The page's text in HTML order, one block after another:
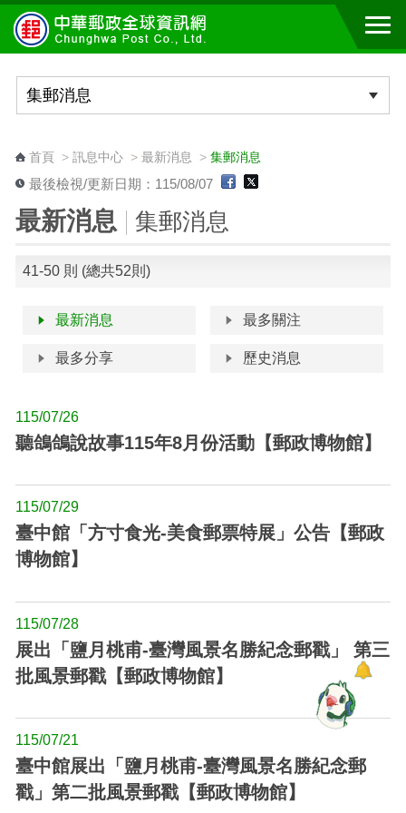
跳到主要內容區塊
首頁> 訊息中心> 最新消息 > 集郵消息
最後檢視/更新日期：115/08/07
最新消息 集郵消息
41-50 則 (總共52則)
最新消息 最多關注
最多分享 歷史消息
115/07/26
聽鴿鴿說故事115年8月份活動【郵政博物館】
115/07/29
臺中館「方寸食光-美食郵票特展」公告【郵政
博物館】
115/07/28
展出「鹽月桃甫-臺灣風景名勝紀念郵戳」 第三
批風景郵戳【郵政博物館】
115/07/21
臺中館展出「鹽月桃甫-臺灣風景名勝紀念郵
戳」第二批風景郵戳【郵政博物館】